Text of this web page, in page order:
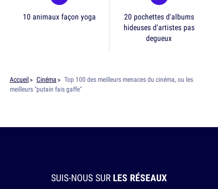
10 animaux façon yoga
20 pochettes d'albums
hideuses d'artistes pas
degueux
Accueil Cinéma
Top 100 des meilleurs menaces du cinéma, ou les
meilleurs "putain fais gaffe"
SUIS-NOUS SUR LES RÉSEAUX